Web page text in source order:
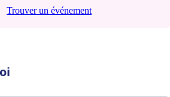
Trouver un événement